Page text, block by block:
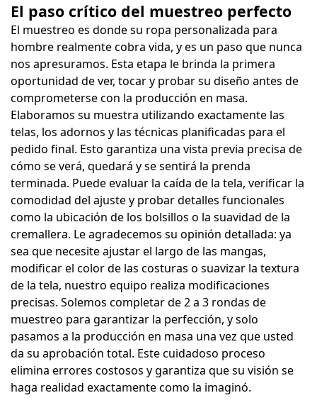
El paso crítico del muestreo perfecto
El muestreo es donde su ropa personalizada para
hombre realmente cobra vida, y es un paso que nunca
nos apresuramos. Esta etapa le brinda la primera
oportunidad de ver, tocar y probar su diseño antes de
comprometerse con la producción en masa.
Elaboramos su muestra utilizando exactamente las
telas, los adornos y las técnicas planificadas para el
pedido final. Esto garantiza una vista previa precisa de
cómo se verá, quedará y se sentirá la prenda
terminada. Puede evaluar la caída de la tela, verificar la
comodidad del ajuste y probar detalles funcionales
como la ubicación de los bolsillos o la suavidad de la
cremallera. Le agradecemos su opinión detallada: ya
sea que necesite ajustar el largo de las mangas,
modificar el color de las costuras o suavizar la textura
de la tela, nuestro equipo realiza modificaciones
precisas. Solemos completar de 2 a 3 rondas de
muestreo para garantizar la perfección, y solo
pasamos a la producción en masa una vez que usted
da su aprobación total. Este cuidadoso proceso
elimina errores costosos y garantiza que su visión se
haga realidad exactamente como la imaginó.